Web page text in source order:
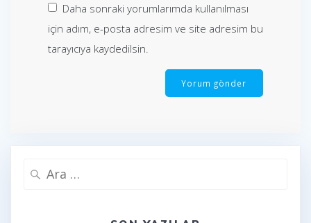
Daha sonraki yorumlarımda kullanılması
için adım, e-posta adresim ve site adresim bu
tarayıcıya kaydedilsin.